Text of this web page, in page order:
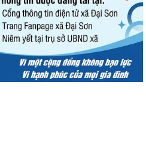
tác tuyên truyền lần 01 tháng 8 năm
hủy mỹ phẩm vi phạm
sinh đầu cấp năm học 2026–2027